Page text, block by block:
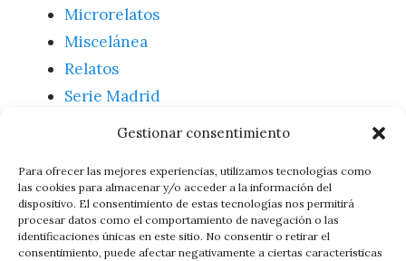
Gestionar consentimiento
Para ofrecer las mejores experiencias, utilizamos tecnologías como
las cookies para almacenar y/o acceder a la información del
dispositivo. El consentimiento de estas tecnologías nos permitirá
procesar datos como el comportamiento de navegación o las
identificaciones únicas en este sitio. No consentir o retirar el
consentimiento, puede afectar negativamente a ciertas características
Microrelatos
Miscelánea
Relatos
Serie Madrid
Meta